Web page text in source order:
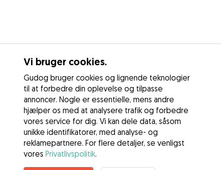
Vi bruger cookies.
Gudog bruger cookies og lignende teknologier
til at forbedre din oplevelse og tilpasse
annoncer. Nogle er essentielle, mens andre
hjælper os med at analysere trafik og forbedre
vores service for dig. Vi kan dele data, såsom
unikke identifikatorer, med analyse- og
reklamepartnere. For flere detaljer, se venligst
vores Privatlivspolitik.